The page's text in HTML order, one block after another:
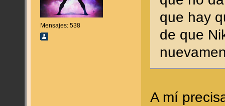
Mensajes: 538
que hay
de que
A mí